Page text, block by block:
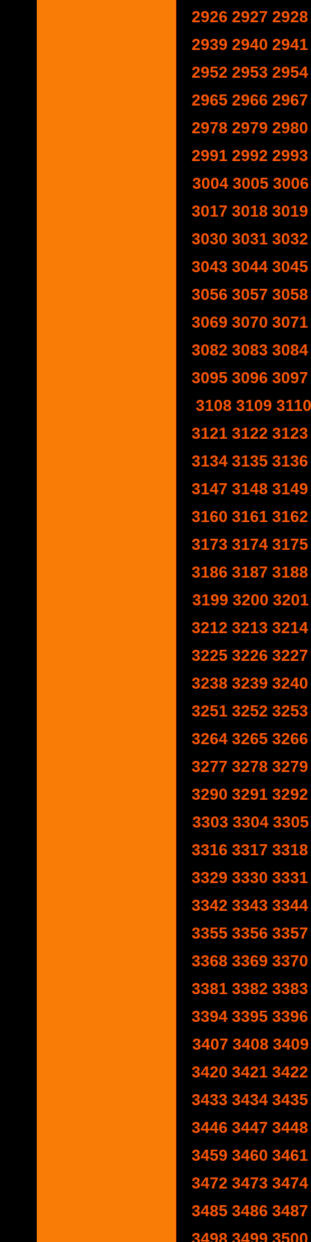
2926 2927 2928
2939 2940 2941
2952 2953 2954
2965 2966 2967
2978 2979 2980
2991 2992 2993
3004 3005 3006
3017 3018 3019
3030 3031 3032
3043 3044 3045
3056 3057 3058
3069 3070 3071
3082 3083 3084
3095 3096 3097
3108 3109 3110
3121 3122 3123
3134 3135 3136
3147 3148 3149
3160 3161 3162
3173 3174 3175
3186 3187 3188
3199 3200 3201
3212 3213 3214
3225 3226 3227
3238 3239 3240
3251 3252 3253
3264 3265 3266
3277 3278 3279
3290 3291 3292
3303 3304 3305
3316 3317 3318
3329 3330 3331
3342 3343 3344
3355 3356 3357
3368 3369 3370
3381 3382 3383
3394 3395 3396
3407 3408 3409
3420 3421 3422
3433 3434 3435
3446 3447 3448
3459 3460 3461
3472 3473 3474
3485 3486 3487